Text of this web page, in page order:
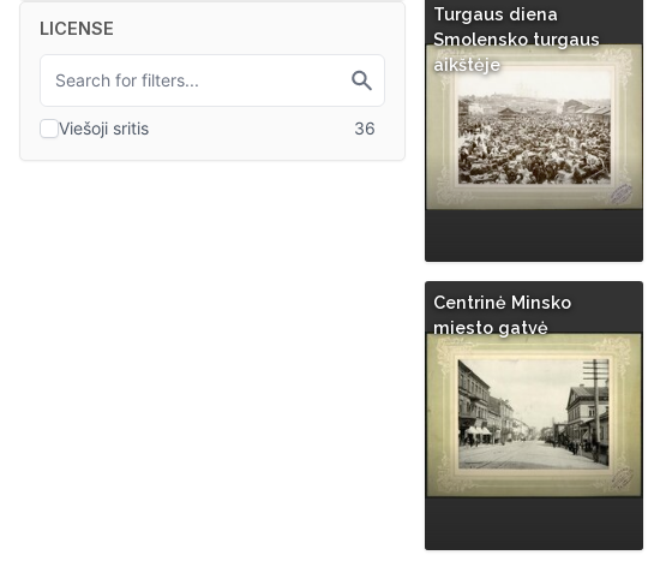
LICENSE
Turgaus diena
Smolensko turgaus
aikštėje
Centrinė Minsko
miesto gatvė